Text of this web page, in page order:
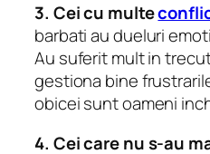
3. Cei cu multe
barbati audueluri
Au suferit mult in
gestiona bine
obicei sunt oameni
4. Cei care nu s-au